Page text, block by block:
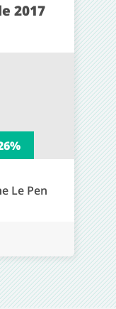
2017
Le Pen